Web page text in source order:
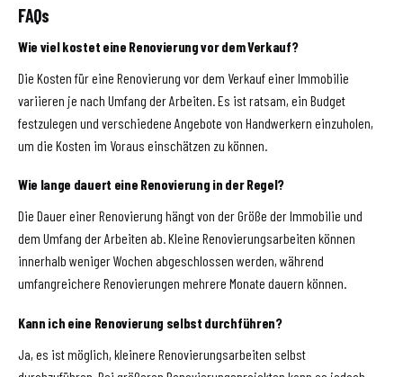
FAQs
Wie viel kostet eine Renovierung vor dem Verkauf?
Die Kosten für eine Renovierung vor dem Verkauf einer Immobilie
variieren je nach Umfang der Arbeiten. Es ist ratsam, ein Budget
festzulegen und verschiedene Angebote von Handwerkern einzuholen,
um die Kosten im Voraus einschätzen zu können.
Wie lange dauert eine Renovierung in der Regel?
Die Dauer einer Renovierung hängt von der Größe der Immobilie und
dem Umfang der Arbeiten ab. Kleine Renovierungsarbeiten können
innerhalb weniger Wochen abgeschlossen werden, während
umfangreichere Renovierungen mehrere Monate dauern können.
Kann ich eine Renovierung selbst durchführen?
Ja, es ist möglich, kleinere Renovierungsarbeiten selbst